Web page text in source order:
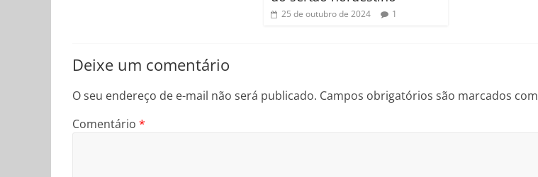
25 de outubro de 2024 1
Deixe um comentário
O seu endereço de e-mail não será publicado. Campos obrigatórios são marcados com
Comentário *